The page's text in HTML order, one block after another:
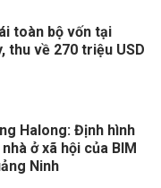
toàn bộ vốn tại
thu về 270 triệu USD
Halong: Định hình
ở xã hội của BIM
Ninh